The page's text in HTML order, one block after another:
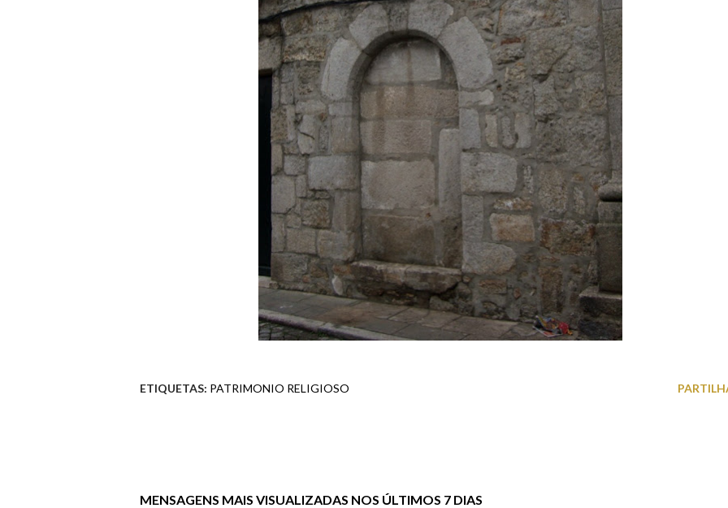
ETIQUETAS: PATRIMONIO RELIGIOSO
MENSAGENS MAIS VISUALIZADAS NOS ÚLTIMOS 7 DIAS